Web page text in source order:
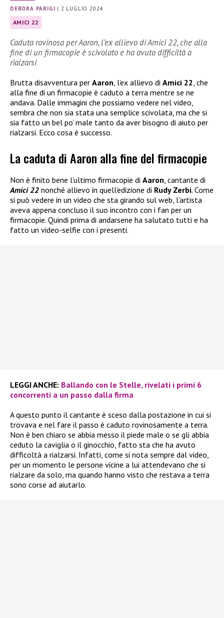
DEBORA PARIGI | 2 LUGLIO 2024
AMICI 22
Caduta rovinosa per Aaron, l’ex allievo di Amici 22, che alla
fine di un firmacopie è scivolato e ha avuto difficiltà a
rialzarsi
Brutta disavventura per Aaron, l’ex allievo di Amici 22, che
alla fine di un firmacopie è caduto a terra mentre se ne
andava. Dalle immagini che possiamo vedere nel video,
sembra che non sia stata una semplice scivolata, ma che si
sia fatto un bel po’ male tanto da aver bisogno di aiuto per
rialzarsi. Ecco cosa è successo.
La caduta di Aaron alla fine del firmacopie
Non è finito bene l’ultimo firmacopie di Aaron , cantante di
Amici 22 nonché allievo in quell’edizione di Rudy Zerbi. Come
si può vedere in un video che sta girando sul web, l’artista
aveva appena concluso il suo incontro con i fan per un
firmacopie. Quindi prima di andarsene ha salutato tutti e ha
fatto un video-selfie con i presenti.
LEGGI ANCHE: Ballando con le Stelle, rivelati i primi 6
concorrenti a un passo dalla firma
A questo punto il cantante è sceso dalla postazione in cui si
trovava e nel fare il passo è caduto rovinosamente a terra.
Non è ben chiaro se abbia messo il piede male o se gli abbia
ceduto la caviglia o il ginocchio, fatto sta che ha avuto
difficoltà a rialzarsi. Infatti, come si nota sempre dal video,
per un momento le persone vicine a lui attendevano che si
rialzare da solo, ma quando hanno visto che restava a terra
sono corse ad aiutarlo.